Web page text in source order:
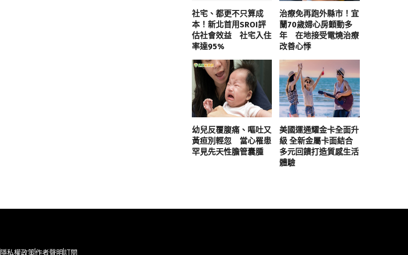
社宅、都更不只算成
本！新北首用SROI評
估社會效益 社宅入住
率達95%
治療免再跑外縣市！宜
蘭70歲婦心房顫動多
年 在地接受電燒治療
改善心悸
幼兒反覆腹痛、嘔吐又
黃疸別輕忽 當心罹患
罕見先天性膽管囊腫
美國運通耀金卡全面升
級 全新金屬卡面結合
多元回饋打造質感生活
體驗
隱私權政策作者聲明訂閱